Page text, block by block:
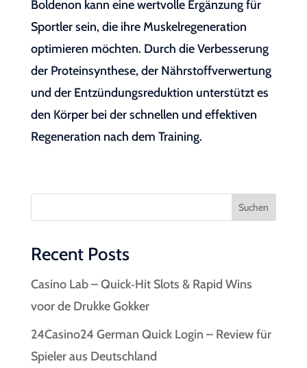
Boldenon kann eine wertvolle Ergänzung für
Sportler sein, die ihre Muskelregeneration
optimieren möchten. Durch die Verbesserung
der Proteinsynthese, der Nährstoffverwertung
und der Entzündungsreduktion unterstützt es
den Körper bei der schnellen und effektiven
Regeneration nach dem Training.
Suchen
Recent Posts
Casino Lab – Quick‑Hit Slots & Rapid Wins
voor de Drukke Gokker
24Casino24 German Quick Login – Review für
Spieler aus Deutschland